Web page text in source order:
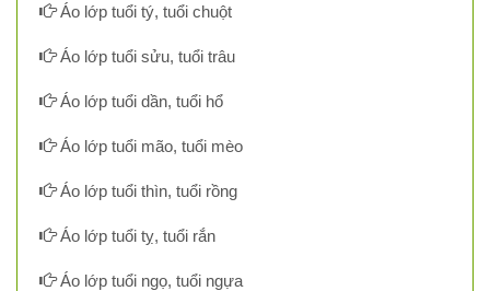
Áo lớp tuổi tý, tuổi chuột
Áo lớp tuổi sửu, tuổi trâu
Áo lớp tuổi dần, tuổi hổ
Áo lớp tuổi mão, tuổi mèo
Áo lớp tuổi thìn, tuổi rồng
Áo lớp tuổi tỵ, tuổi rắn
Áo lớp tuổi ngọ, tuổi ngựa